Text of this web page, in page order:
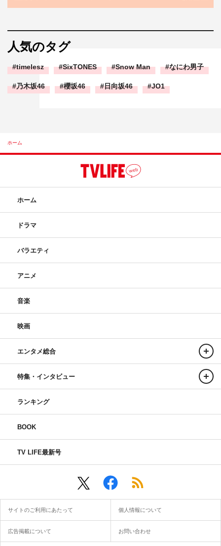
人気のタグ
timelesz SixTONES Snow Man なにわ男子
乃木坂46 櫻坂46 日向坂46 JO1
ホーム
ホーム
ドラマ
バラエティ
アニメ
音楽
映画
エンタメ総合
特集・インタビュー
ランキング
BOOK
TV LIFE最新号
サイトのご利用にあたって 個人情報について
広告掲載について お問い合わせ